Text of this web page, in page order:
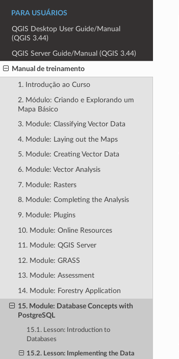
PARA USUÁRIOS
QGIS Desktop User Guide/Manual
(QGIS 3.44)
QGIS Server Guide/Manual (QGIS 3.44)
Manual de treinamento
1. Introdução ao Curso
2. Módulo: Criando e Explorando um
Mapa Básico
3. Module: Classifying Vector Data
4. Module: Laying out the Maps
5. Module: Creating Vector Data
6. Module: Vector Analysis
7. Module: Rasters
8. Module: Completing the Analysis
9. Module: Plugins
10. Module: Online Resources
11. Module: QGIS Server
12. Module: GRASS
13. Module: Assessment
14. Module: Forestry Application
15. Module: Database Concepts with
PostgreSQL
15.1. Lesson: Introduction to
Databases
15.2. Lesson: Implementing the Data